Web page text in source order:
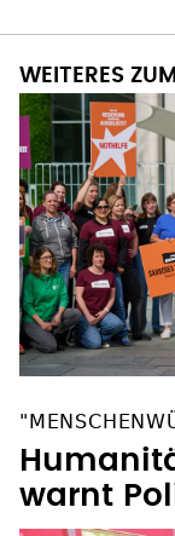
WEITERES
warnt